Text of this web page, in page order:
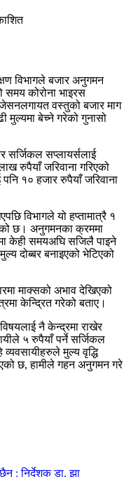
विभागले बजार अनुगमन
समय कोरोना भाइरस
वस्तुको बजार माग
मुल्यमा बेच्ने गरेको गुनासो
सर्जिकल सप्लायर्सलाई
रुपैयाँ जरिवाना गरिएको
१० हजार रुपैयाँ जरिवाना
विभागले यो हप्तामात्रै १
छ। अनुगमनका क्रममा
केही समयअघि सजिलै पाइने
दोब्बर बनाइएको भेटिएको
माक्सको अभाव देखिएको
केन्द्रित गरेको बताए।
नै केन्द्रमा राखेर
५ रुपैयाँ पर्ने सर्जिकल
मुल्य वृद्धि
छ, हामीले गहन अनुगमन गरे
: निर्देशक डा. झा